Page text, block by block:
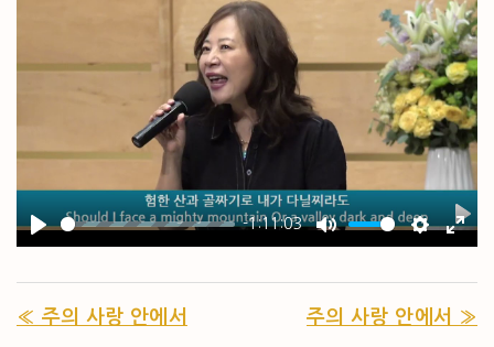
PLAY
-1:11:03
MUTE
« 주의 사랑 안에서 주의 사랑 안에서 »